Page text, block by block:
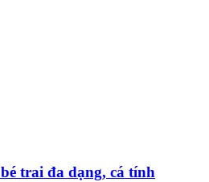
trai đa dạng, cá tính